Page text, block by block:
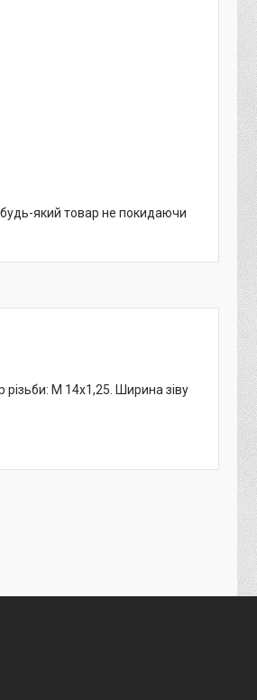
будь-який товар не покидаючи
M 14x1,25. Ширина зіву